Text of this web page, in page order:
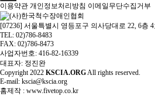
이용약관 개인정보처리방침 이메일무단수집거부
[07236] 서울특별시 영등포구 의사당대로 22, 6층
TEL: 02)786-8483
FAX: 02)786-8473
사업자번호: 416-82-16339
대표자: 정진완
Copyright2022 KSCIA.ORGAll rights reserved.
E-mail: kscia@kscia.org
홈제작 : www.fivetop.co.kr